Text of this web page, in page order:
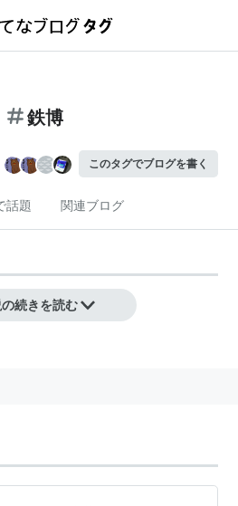
鉄博
このタグでブログを書く
話題 関連ブログ
続きを読む